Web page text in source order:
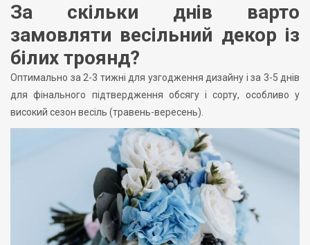
За скільки днів варто
замовляти весільний декор із
білих троянд?
Оптимально за 2-3 тижні для узгодження дизайну і за 3-5 днів
для фінального підтвердження обсягу і сорту, особливо у
високий сезон весіль (травень-вересень).